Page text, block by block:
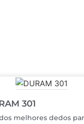
301
melhores dedos